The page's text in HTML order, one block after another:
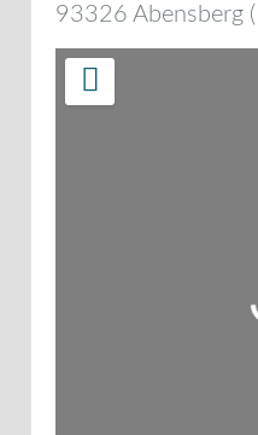
93326 Abensberg (